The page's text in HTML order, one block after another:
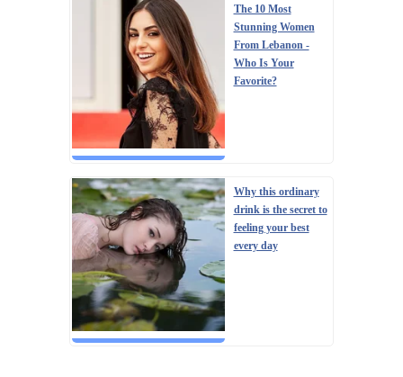
The 10 Most
Stunning Women
From Lebanon -
Who Is Your
Favorite?
Why this ordinary
drink is the secret to
feeling your best
every day